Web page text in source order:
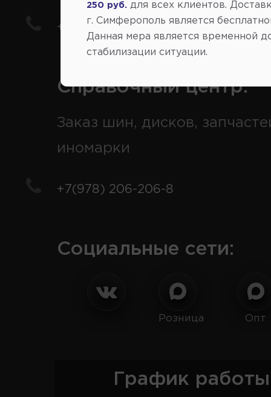
+7(978) 206-206-5
Справочный центр:
Заказ шин, дисков,
иномарки
+7(978) 206-206-8
Социальные сети:
Розница Опт
График
250 руб. для всех клиентов.
г. Симферополь является
Данная мера является временной
стабилизации ситуации.